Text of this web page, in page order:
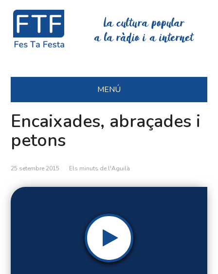
La cultura popular
a la ràdio i a internet
MENÚ
Encaixades, abraçades i
petons
25 setembre 2015 Els minuts de l'Aguilà